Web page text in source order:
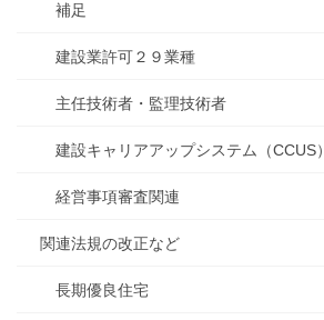
補足
建設業許可２９業種
主任技術者・監理技術者
建設キャリアアップシステム（CCUS）
経営事項審査関連
関連法規の改正など
長期優良住宅